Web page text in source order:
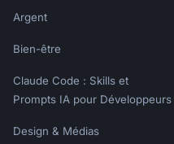
Argent
Bien-être
Claude Code : Skills et
Prompts IA pour Développeurs
Design & Médias